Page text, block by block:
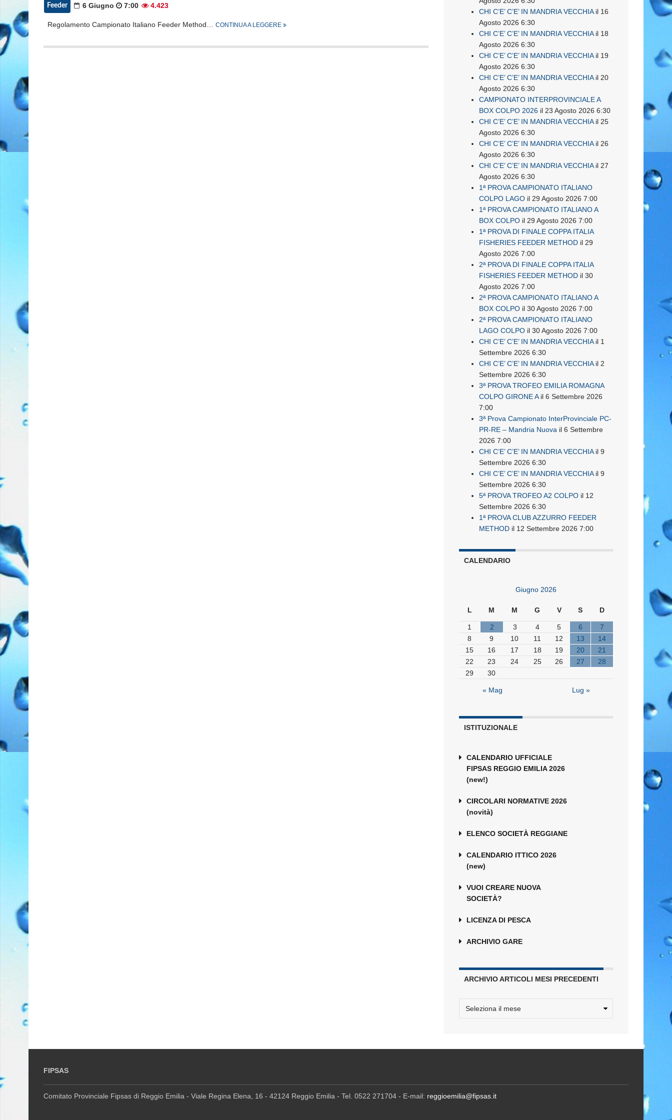
Feeder 6 Giugno 7:00 4.423
Regolamento Campionato Italiano Feeder Method… CONTINUA A LEGGERE
CHI C’E’ C’E’ IN MANDRIA VECCHIAil 16
Agosto 2026 6:30
CHI C’E’ C’E’ IN MANDRIA VECCHIAil 18
Agosto 2026 6:30
CHI C’E’ C’E’ IN MANDRIA VECCHIAil 19
Agosto 2026 6:30
CHI C’E’ C’E’ IN MANDRIA VECCHIAil 20
Agosto 2026 6:30
CAMPIONATO INTERPROVINCIALE A
BOX COLPO 2026 il 23 Agosto 2026 6:30
CHI C’E’ C’E’ IN MANDRIA VECCHIAil 25
Agosto 2026 6:30
CHI C’E’ C’E’ IN MANDRIA VECCHIAil 26
Agosto 2026 6:30
CHI C’E’ C’E’ IN MANDRIA VECCHIAil 27
Agosto 2026 6:30
1ª PROVA CAMPIONATO ITALIANO
COLPO LAGO il 29 Agosto 2026 7:00
1ª PROVA CAMPIONATO ITALIANO A
BOX COLPO il 29 Agosto 2026 7:00
1ª PROVA DI FINALE COPPA ITALIA
FISHERIES FEEDER METHOD il 29
Agosto 2026 7:00
2ª PROVA DI FINALE COPPA ITALIA
FISHERIES FEEDER METHOD il 30
Agosto 2026 7:00
2ª PROVA CAMPIONATO ITALIANO A
BOX COLPO il 30 Agosto 2026 7:00
2ª PROVA CAMPIONATO ITALIANO
LAGO COLPO il 30 Agosto 2026 7:00
CHI C’E’ C’E’ IN MANDRIA VECCHIAil 1
Settembre 2026 6:30
CHI C’E’ C’E’ IN MANDRIA VECCHIAil 2
Settembre 2026 6:30
3ª PROVA TROFEO EMILIA ROMAGNA
COLPO GIRONE Ail 6 Settembre 2026
7:00
3ª Prova Campionato InterProvinciale PC-
PR-RE – Mandria Nuova il 6 Settembre
2026 7:00
CHI C’E’ C’E’ IN MANDRIA VECCHIAil 9
Settembre 2026 6:30
CHI C’E’ C’E’ IN MANDRIA VECCHIAil 9
Settembre 2026 6:30
5ª PROVA TROFEO A2 COLPO il 12
Settembre 2026 6:30
1ª PROVA CLUB AZZURRO FEEDER
METHOD il 12 Settembre 2026 7:00
CALENDARIO
Giugno 2026
L M M G V S D
1 2 3 4 5 6
7
8
9 10 11 12 13
14
15
16 17 18 19 20
21
22
23 24 25 26 27
28
29
30
« Mag Lug »
ISTITUZIONALE
CALENDARIO UFFICIALE
FIPSAS REGGIO EMILIA 2026
(new!)
CIRCOLARI NORMATIVE 2026
(novità)
ELENCO SOCIETÀ REGGIANE
CALENDARIO ITTICO 2026
(new)
VUOI CREARE NUOVA
SOCIETÀ?
LICENZA DI PESCA
ARCHIVIO GARE
ARCHIVIO ARTICOLI MESI PRECEDENTI
FIPSAS
Comitato Provinciale Fipsas di Reggio Emilia - Viale Regina Elena, 16 - 42124 Reggio Emilia - Tel. 0522 271704 - E-mail: reggioemilia@fipsas.it